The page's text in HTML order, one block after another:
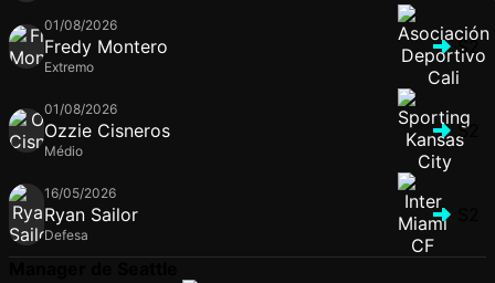
01/08/2026
Fredy Montero
Extremo
S2
01/08/2026
Ozzie Cisneros
Médio
S2
16/05/2026
Ryan Sailor
Defesa